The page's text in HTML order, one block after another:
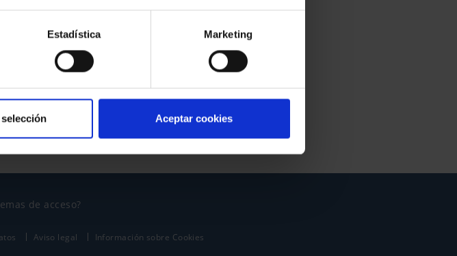
Estadística Marketing
Aceptar cookies
cuenta?
del servicio
de acceso?
Aviso legal Información sobre Cookies